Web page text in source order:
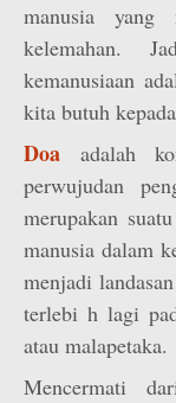
manusia yang
kelemahan.
kemanusiaan
kita butuh
Doa adalah
perwujudan
merupakan
manusia dalam
menjadi
terlebi h lagi
atau malapetaka.
Mencermati